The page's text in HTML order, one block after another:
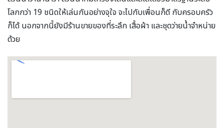
โลกกว่า 19 ชนิดให้เล่นกันอย่างจุใจ จะไปกับเพื่อนก็ดี กับครอบครัว
ก็ได้ นอกจากนี้ยังมีร้านขายของที่ระลึก เสื้อผ้า และชุดว่ายน้ำจำหน่าย
ด้วย